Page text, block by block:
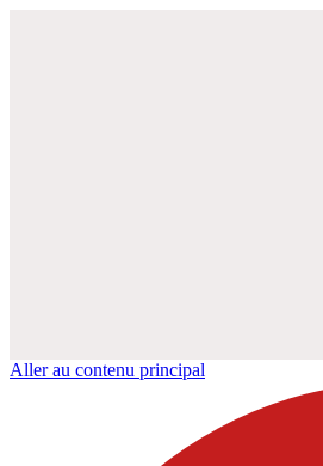
Aller au contenu principal